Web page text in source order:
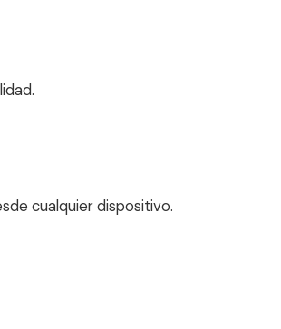
cualquier dispositivo.